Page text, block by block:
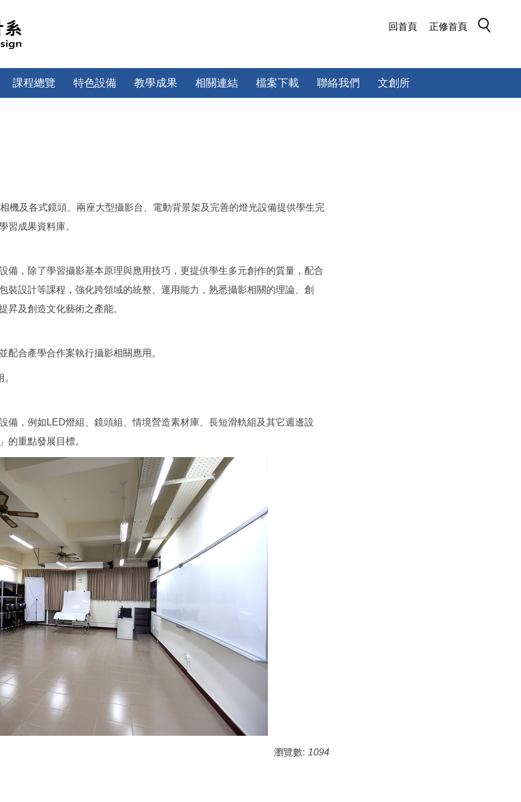
回首頁 正修首頁
課程總覽 特色設備 教學成果 相關連結 檔案下載 聯絡我們 文創所
機及各式鏡頭、兩座大型攝影台、電動背景架及完善的燈光設備提供學生完
習成果資料庫。
備，除了學習攝影基本原理與應用技巧，更提供學生多元創作的質量，配合
裝設計等課程，強化跨領域的統整、運用能力，熟悉攝影相關的理論、創
昇及創造文化藝術之產能。
配合產學合作案執行攝影相關應用。
。
備，例如LED燈組、鏡頭組、情境營造素材庫、長短滑軌組及其它週邊設
的重點發展目標。
瀏覽數: 1094